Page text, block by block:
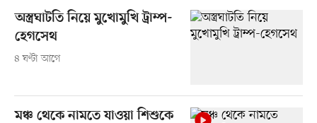
অস্ত্রঘাটতি নিয়ে মুখোমুখি ট্রাম্প-
হেগসেথ
৪ ঘণ্টা আগে
মঞ্চ থেকে নামতে যাওয়া শিশুকে